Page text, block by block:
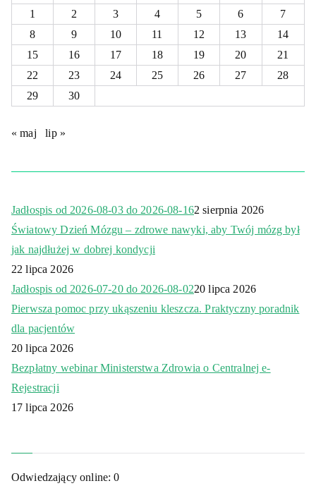
1
2 3 4 5 6
7
8
9 10 11 12 13
14
15
16 17 18 19 20
21
22
23 24 25 26 27
28
29
30
« maj lip »
Jadłospis od 2026-08-03 do 2026-08-162 sierpnia 2026
Światowy Dzień Mózgu – zdrowe nawyki, aby Twój mózg był
jak najdłużej w dobrej kondycji
22 lipca 2026
Jadłospis od 2026-07-20 do 2026-08-0220 lipca 2026
Pierwsza pomoc przy ukąszeniu kleszcza. Praktyczny poradnik
dla pacjentów
20 lipca 2026
Bezpłatny webinar Ministerstwa Zdrowia o Centralnej e-
Rejestracji
17 lipca 2026
Odwiedzający online:0